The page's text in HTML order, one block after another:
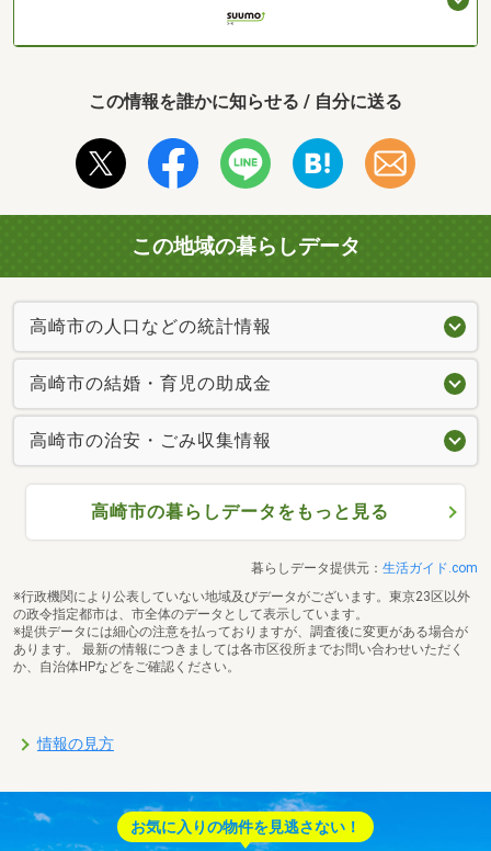
この情報を誰かに知らせる / 自分に送る
この地域の暮らしデータ
高崎市の人口などの統計情報
高崎市の結婚・育児の助成金
高崎市の治安・ごみ収集情報
高崎市の暮らしデータをもっと見る
暮らしデータ提供元： 生活ガイド.com
※行政機関により公表していない地域及びデータがございます。東京23区以外
の政令指定都市は、市全体のデータとして表示しています。
※提供データには細心の注意を払っておりますが、調査後に変更がある場合が
あります。 最新の情報につきましては各市区役所までお問い合わせいただく
か、自治体HPなどをご確認ください。
情報の見方
お気に入りの物件を見逃さない！